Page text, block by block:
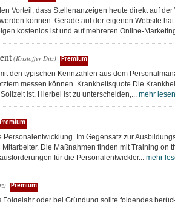
Vorteil, dass Stellenanzeigen heute direkt auf der
können. Gerade auf der eigenen Website
kostenlos ist und auf mehreren Online-
(Kristoffer Ditz) Premium
den typischen Kennzahlen aus dem
messen können. Krankheitsquote Die
ist. Hierbei ist zu unterscheiden,... mehr lesen
Premium
Im Gegensatz zur
Die Maßnahmen finden mit Training on
für die Personalentwickler... mehr
Premium
oder bei Gründung sollte folgendes